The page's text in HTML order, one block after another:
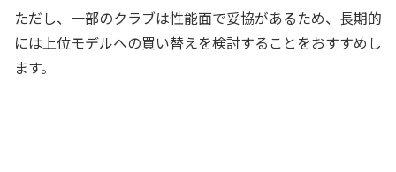
ただし、一部のクラブは性能面で妥協があるため、長期的
には上位モデルへの買い替えを検討することをおすすめし
ます。